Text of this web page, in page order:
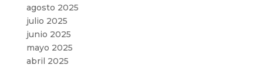
agosto 2025
julio 2025
junio 2025
mayo 2025
abril 2025